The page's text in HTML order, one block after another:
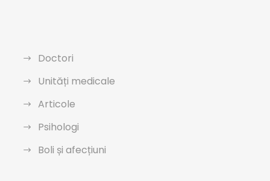
Doctori
Unități medicale
Articole
Psihologi
Boli și afecțiuni